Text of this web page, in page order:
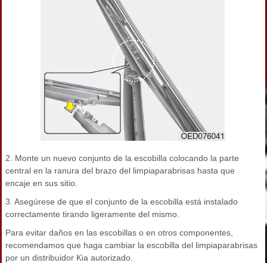
2. Monte un nuevo conjunto de la escobilla colocando la parte
central en la ranura del brazo del limpiaparabrisas hasta que
encaje en sus sitio.
3. Asegúrese de que el conjunto de la escobilla está instalado
correctamente tirando ligeramente del mismo.
Para evitar daños en las escobillas o en otros componentes,
recomendamos que haga cambiar la escobilla del limpiaparabrisas
por un distribuidor Kia autorizado.